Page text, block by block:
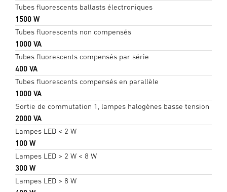
Tubes fluorescents ballasts électroniques
1500 W
Tubes fluorescents non compensés
1000 VA
Tubes fluorescents compensés par série
400 VA
Tubes fluorescents compensés en parallèle
1000 VA
Sortie de commutation 1, lampes halogènes basse tension
2000 VA
Lampes LED < 2 W
100 W
Lampes LED > 2 W < 8 W
300 W
Lampes LED > 8 W